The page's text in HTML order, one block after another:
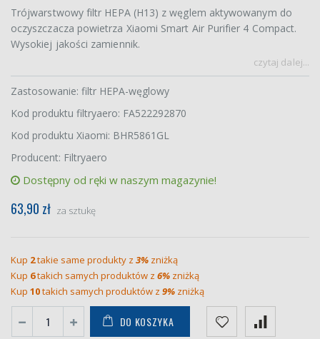
Trójwarstwowy filtr HEPA (H13) z węglem aktywowanym do
oczyszczacza powietrza Xiaomi Smart Air Purifier 4 Compact.
Wysokiej jakości zamiennik.
czytaj dalej...
Zastosowanie: filtr HEPA-węglowy
Kod produktu filtryaero: FA522292870
Kod produktu Xiaomi: BHR5861GL
Producent: Filtryaero
Dostępny od ręki w naszym magazynie!
63,90 zł za sztukę
Kup 2takie same produkty z 3% zniżką
Kup 6takich samych produktów z 6% zniżką
Kup 10takich samych produktów z 9% zniżką
DO KOSZYKA